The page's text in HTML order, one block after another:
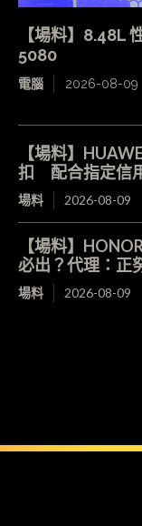
【場料】8.48L
5080
電腦 2026-08-09
【場料】
扣 配合指定信
場料 2026-08-09
【場料】
必出？代理：正
場料 2026-08-09